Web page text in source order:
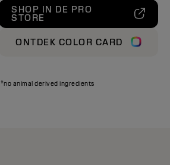
SHOP IN DE PRO
STORE
ONTDEK COLOR CARD
*no animal derived ingredients